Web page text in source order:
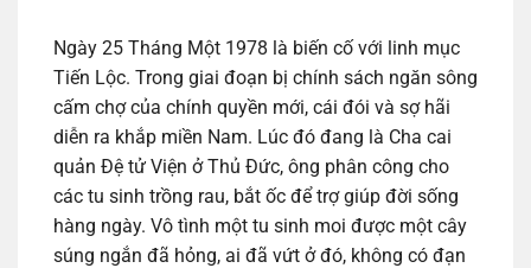
Ngày 25 Tháng Một 1978 là biến cố với linh mục
Tiến Lộc. Trong giai đoạn bị chính sách ngăn sông
cấm chợ của chính quyền mới, cái đói và sợ hãi
diễn ra khắp miền Nam. Lúc đó đang là Cha cai
quản Đệ tử Viện ở Thủ Đức, ông phân công cho
các tu sinh trồng rau, bắt ốc để trợ giúp đời sống
hàng ngày. Vô tình một tu sinh moi được một cây
súng ngắn đã hỏng, ai đã vứt ở đó, không có đạn